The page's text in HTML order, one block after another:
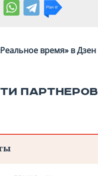
время» в Дзен
ПАРТНЕРОВ